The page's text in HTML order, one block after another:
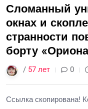
Сломанный
окнах и
странности
борту
/ 57 лет 0
Ссылка скопирована!